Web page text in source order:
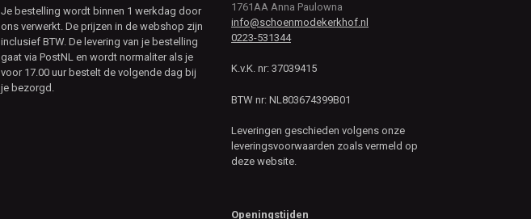
Je bestelling wordt binnen 1 werkdag door
ons verwerkt. De prijzen in de webshop zijn
inclusief BTW. De levering van je bestelling
gaat via PostNL en wordt normaliter als je
voor 17.00 uur bestelt de volgende dag bij
je bezorgd.
1761AA Anna Paulowna
info@schoenmodekerkhof.nl
0223-531344
K.v.K. nr: 37039415
BTW nr: NL803674399B01
Leveringen geschieden volgens onze
leveringsvoorwaarden zoals vermeld op
deze website.
Openingstijden